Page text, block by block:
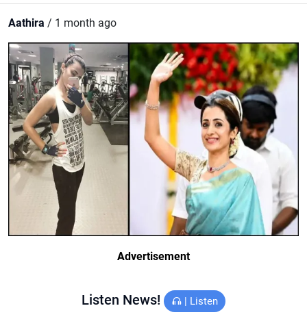
Aathira / 1 month ago
Advertisement
Listen News! | Listen